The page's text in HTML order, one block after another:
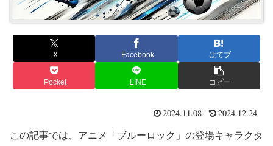
X Facebook はてブ
Pocket LINE コピー
2024.11.08 2024.12.24
この記事では、アニメ「ブルーロック」の登場キャラクタ